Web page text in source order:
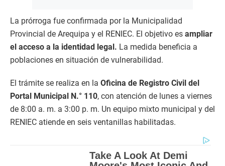
La prórroga fue confirmada por la Municipalidad
Provincial de Arequipa y el RENIEC. El objetivo es ampliar
el acceso a la identidad legal. La medida beneficia a
poblaciones en situación de vulnerabilidad.
El trámite se realiza en la Oficina de Registro Civil del
Portal Municipal N.° 110, con atención de lunes a viernes
de 8:00 a. m. a 3:00 p. m. Un equipo mixto municipal y del
RENIEC atiende en seis ventanillas habilitadas.